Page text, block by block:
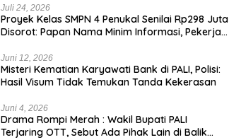
Biang Kerok
Juli 24, 2026
Proyek Kelas SMPN 4 Penukal Senilai Rp298 Juta
Disorot: Papan Nama Minim Informasi, Pekerja
Juni 12, 2026
Misteri Kematian Karyawati Bank di PALI, Polisi:
Hasil Visum Tidak Temukan Tanda Kekerasan
Juni 4, 2026
Drama Rompi Merah : Wakil Bupati PALI
Terjaring OTT, Sebut Ada Pihak Lain di Balik